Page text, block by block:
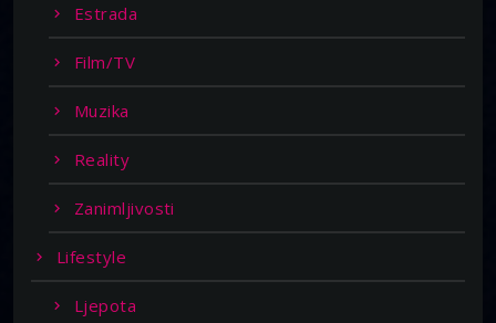
Estrada
Film/TV
Muzika
Reality
Zanimljivosti
Lifestyle
Ljepota